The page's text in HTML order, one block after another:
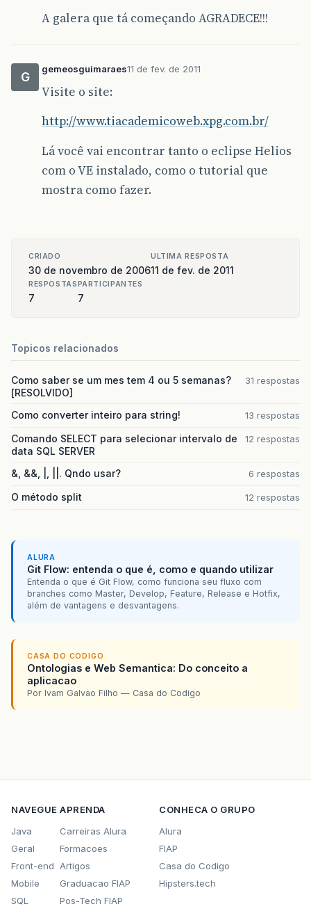
A galera que tá começando AGRADECE!!!
G
gemeosguimaraes11 de fev. de 2011
Visite o site:
http://www.tiacademicoweb.xpg.com.br/
Lá você vai encontrar tanto o eclipse Helios
com o VE instalado, como o tutorial que
mostra como fazer.
CRIADO
30 de novembro de 2006
ULTIMA RESPOSTA
11 de fev. de 2011
RESPOSTAS
7
PARTICIPANTES
7
Topicos relacionados
Como saber se um mes tem 4 ou 5 semanas?
[RESOLVIDO]
31 respostas
Como converter inteiro para string! 13 respostas
Comando SELECT para selecionar intervalo de
data SQL SERVER
12 respostas
&, &&, |, ||. Qndo usar? 6 respostas
O método split 12 respostas
ALURA
Git Flow: entenda o que é, como e quando utilizar
Entenda o que é Git Flow, como funciona seu fluxo com
branches como Master, Develop, Feature, Release e Hotfix,
além de vantagens e desvantagens.
CASA DO CODIGO
Ontologias e Web Semantica: Do conceito a
aplicacao
Por Ivam Galvao Filho — Casa do Codigo
NAVEGUE
Java
Geral
Front-end
Mobile
SQL
APRENDA
Carreiras Alura
Formacoes
Artigos
Graduacao FIAP
Pos-Tech FIAP
CONHECA O GRUPO
Alura
FIAP
Casa do Codigo
Hipsters.tech